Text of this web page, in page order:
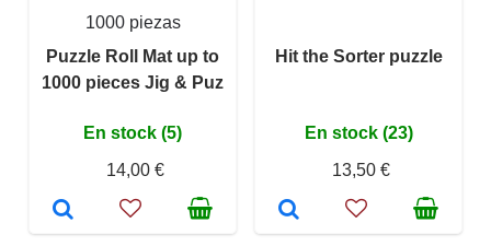
1000 piezas
Puzzle Roll Mat up to
1000 pieces Jig & Puz
En stock (5)
14,00 €
Hit the Sorter puzzle
En stock (23)
13,50 €